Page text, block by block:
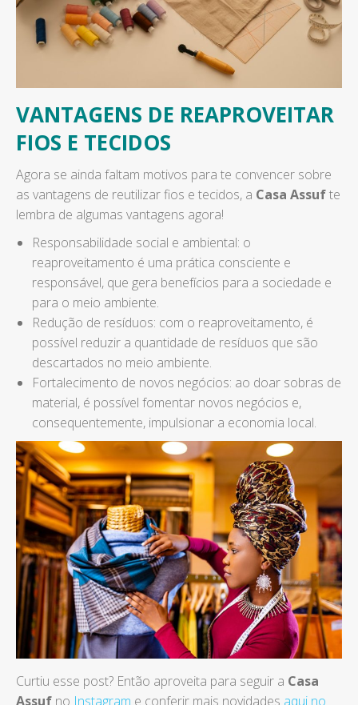
VANTAGENS DE REAPROVEITAR
FIOS E TECIDOS
Agora se ainda faltam motivos para te convencer sobre
as vantagens de reutilizar fios e tecidos, a Casa Assufte
lembra de algumas vantagens agora!
Responsabilidade social e ambiental: o
reaproveitamento é uma prática consciente e
responsável, que gera benefícios para a sociedade e
para o meio ambiente.
Redução de resíduos: com o reaproveitamento, é
possível reduzir a quantidade de resíduos que são
descartados no meio ambiente.
Fortalecimento de novos negócios: ao doar sobras de
material, é possível fomentar novos negócios e,
consequentemente, impulsionar a economia local.
Curtiu esse post? Então aproveita para seguir a Casa
Assuf no Instagram e conferir mais novidades aqui no